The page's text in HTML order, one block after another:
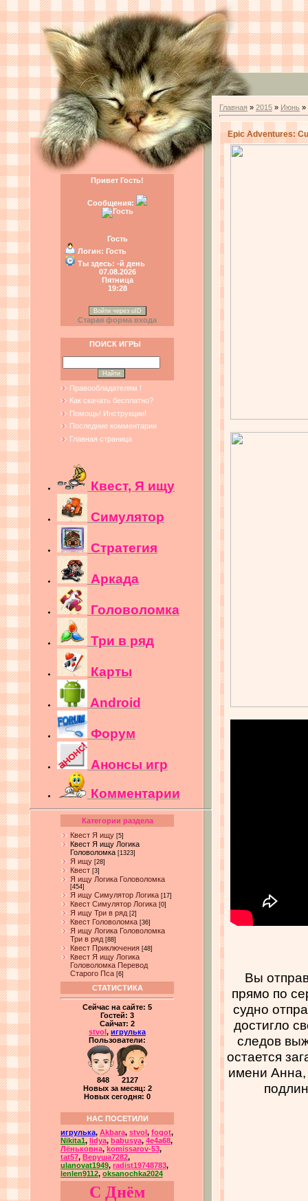
Привет Гость!
Сообщения:
Гость
Логин: Гость
Ты здесь: -й день
07.08.2026
Пятница
19:28
Войти через uID
Старая форма входа
ПОИСК ИГРЫ
Правообладателям !
Как скачать бесплатно?
Помощь! Инструкции!
Последние комментарии
Главная страница
Квест, Я ищу
Симулятор
Стратегия
Аркада
Головоломка
Три в ряд
Карты
Android
Форум
Анонсы игр
Комментарии
Категории раздела
Квест Я ищу [5]
Квест Я ищу Логика
Головоломка [1323]
Я ищу [28]
Квест [3]
Я ищу Логика Головоломка
[454]
Я ищу Симулятор Логика [17]
Квест Симулятор Логика [0]
Я ищу Три в ряд [2]
Квест Головоломка [36]
Я ищу Логика Головоломка
Три в ряд [88]
Квест Приключения [48]
Квест Я ищу Логика
Головоломка Перевод
Старого Пса [6]
СТАТИСТИКА
Сейчас на сайте: 5
Гостей: 3
Сайчат: 2
stvol , игрулька
Пользователи:
848 2127
Новых за месяц: 2
Новых сегодня: 0
НАС ПОСЕТИЛИ
игрулька, Akbara, stvol , fogot,
Nikita1, lidya, babusya, 4e4a68,
Лёньковна, komissarov-53,
tat57, Веруша7282,
ulanovat1949, radist19748783,
lenlen9112, oksanochka2024
С Днём
Главная » 2015 » Июнь »
Epic Adventures:
Вы
прямо по
судно
достигло
следов
остается
имени Анна,